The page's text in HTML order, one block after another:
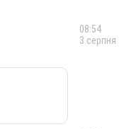
08:54
3 серпня